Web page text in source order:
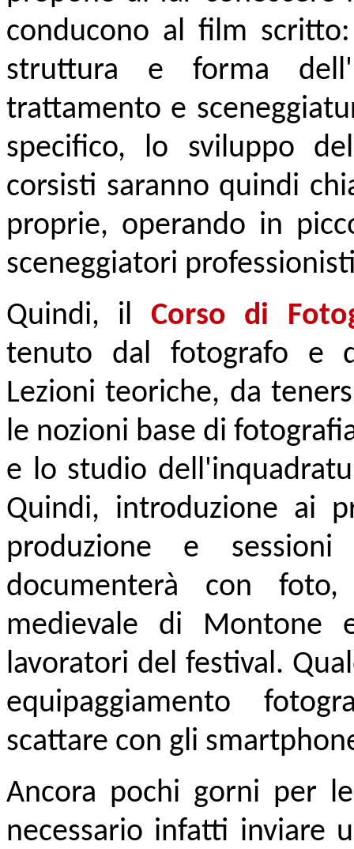
conducono al film
struttura e forma
trattamento e
specifico, lo sviluppo
corsisti saranno quindi
proprie, operando in
sceneggiatori
Quindi, il Corso di
tenuto dal fotografo e
Lezioni teoriche, da
le nozioni base di
e lo studio
Quindi, introduzione ai
produzione e
documenterà con
medievale di
lavoratori del festival.
equipaggiamento
scattare con gli
Ancora pochi gorni per
necessario infatti inviare